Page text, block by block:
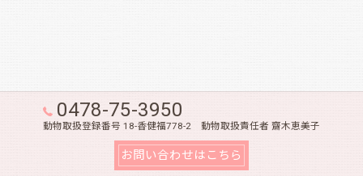
0478-75-3950
動物取扱登録番号 18-香健福778-2 動物取扱責任者 齋木恵美子
お問い合わせはこちら